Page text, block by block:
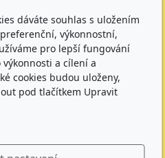
620 - Ředitel školy
ředitele pro předškolní
- Školní družina
dáváte souhlas s uložením
výkonnostní,
pro lepší fungování
a cílení a
cookies budou uloženy,
pod tlačítkem Upravit